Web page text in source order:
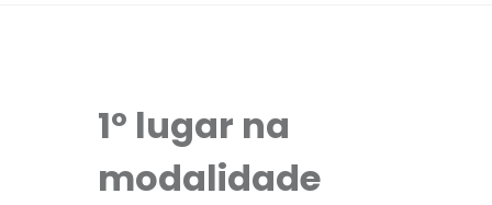
1º lugar na
modalidade